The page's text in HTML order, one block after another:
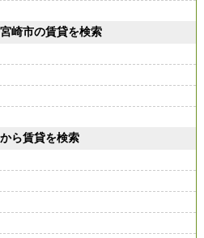
崎市の賃貸を検索
ら賃貸を検索